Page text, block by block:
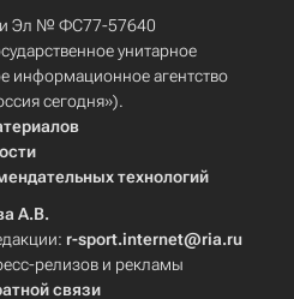
Эл № ФС77-57640
унитарное
информационное агентство
сегодня»).
технологий
А.В.
r-sport.internet@ria.ru
релизов и рекламы
связи